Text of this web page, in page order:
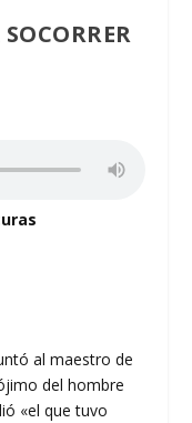
al maestro de
del hombre
«el que tuvo